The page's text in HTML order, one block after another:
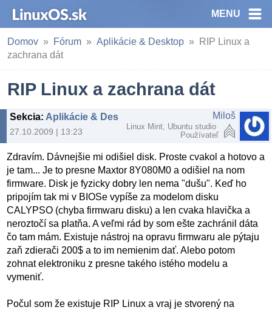
MENU
Domov Fórum Aplikácie & Desktop
RIP Linux a
zachrana dát
RIP Linux a zachrana dát
Sekcia: Aplikácie & Desktop
27.10.2009 | 13:23
Miloš
Linux Mint, Ubuntu studio
Používateľ
Zdravím. Dávnejšie mi odišiel disk. Proste cvakol a hotovo a
je tam... Je to presne Maxtor 8Y080M0 a odišiel na nom
firmware. Disk je fyzicky dobry len nema "dušu". Keď ho
pripojím tak mi v BIOSe vypíše za modelom disku
CALYPSO (chyba firmwaru disku) a len cvaka hlavička a
neroztočí sa platňa. A veľmi rád by som ešte zachránil dáta
čo tam mám. Existuje nástroj na opravu firmwaru ale pýtaju
zaň zdierači 200$ a to im nemienim dať. Alebo potom
zohnat elektroniku z presne takého istého modelu a
vymeniť.
Počul som že existuje RIP Linux a vraj je stvorený na